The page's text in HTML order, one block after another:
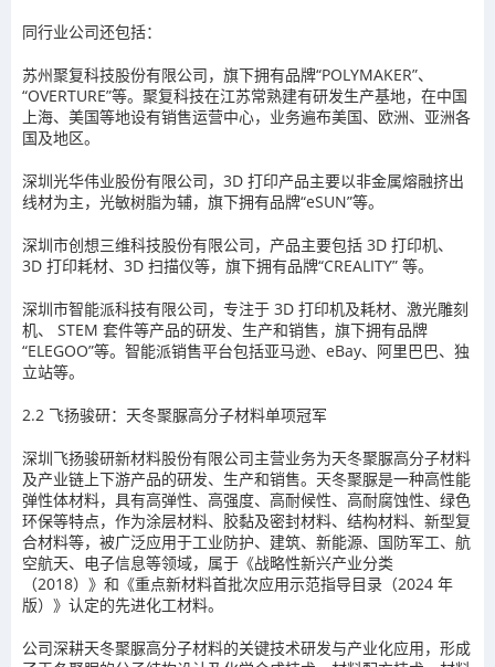
同行业公司还包括：
苏州聚复科技股份有限公司，旗下拥有品牌“POLYMAKER”、
“OVERTURE”等。聚复科技在江苏常熟建有研发生产基地，在中国
上海、美国等地设有销售运营中心，业务遍布美国、欧洲、亚洲各
国及地区。
深圳光华伟业股份有限公司， 3D 打印产品主要以非金属熔融挤出
线材为主，光敏树脂为辅，旗下拥有品牌“eSUN”等。
深圳市创想三维科技股份有限公司，产品主要包括 3D 打印机、
3D 打印耗材、 3D 扫描仪等，旗下拥有品牌“CREALITY” 等。
深圳市智能派科技有限公司，专注于 3D 打印机及耗材、激光雕刻
机、
STEM 套件等产品的研发、生产和销售，旗下拥有品牌
“ELEGOO”等。智能派销售平台包括亚马逊、 eBay、阿里巴巴、独
立站等。
2.2 飞扬骏研：天冬聚脲高分子材料单项冠军
深圳飞扬骏研新材料股份有限公司主营业务为天冬聚脲高分子材料
及产业链上下游产品的研发、生产和销售。天冬聚脲是一种高性能
弹性体材料，具有高弹性、高强度、高耐候性、高耐腐蚀性、绿色
环保等特点，作为涂层材料、胶黏及密封材料、结构材料、新型复
合材料等，被广泛应用于工业防护、建筑、新能源、国防军工、航
空航天、电子信息等领域，属于《战略性新兴产业分类
（2018）》和《重点新材料首批次应用示范指导目录（2024 年
版）》认定的先进化工材料。
公司深耕天冬聚脲高分子材料的关键技术研发与产业化应用，形成